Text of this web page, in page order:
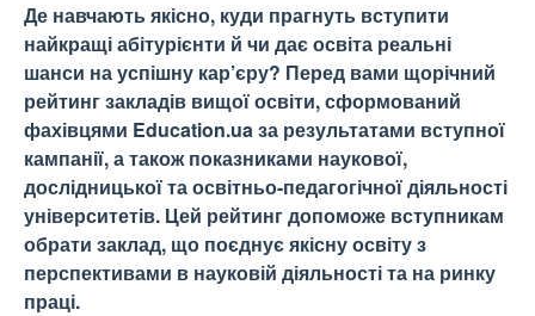
Де навчають якісно, куди прагнуть вступити
найкращі абітурієнти й чи дає освіта реальні
шанси на успішну кар’єру? Перед вами щорічний
рейтинг закладів вищої освіти, сформований
фахівцями Education.ua за результатами вступної
кампанії, а також показниками наукової,
дослідницької та освітньо-педагогічної діяльності
університетів. Цей рейтинг допоможе вступникам
обрати заклад, що поєднує якісну освіту з
перспективами в науковій діяльності та на ринку
праці.